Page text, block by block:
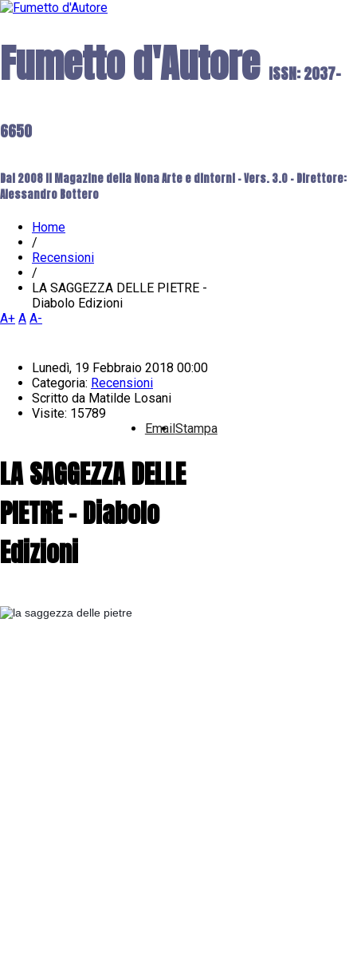
Fumetto d'Autore ISSN: 2037-
6650
Dal 2008 il Magazine della Nona Arte e dintorni - Vers. 3.0 - Direttore:
Alessandro Bottero
Home
/
Recensioni
/
LA SAGGEZZA DELLE PIETRE -
Diabolo Edizioni
A+ A A-
Lunedì, 19 Febbraio 2018 00:00
Categoria: Recensioni
Scritto da Matilde Losani
Visite: 15789
Stampa
Email
LA SAGGEZZA DELLE
PIETRE - Diabolo
Edizioni